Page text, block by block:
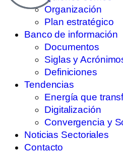
Organización
Plan estratégico
Banco de información
Documentos
Siglas y
Definiciones
Tendencias
Energía que
Digitalización
Convergencia y
Noticias Sectoriales
Contacto